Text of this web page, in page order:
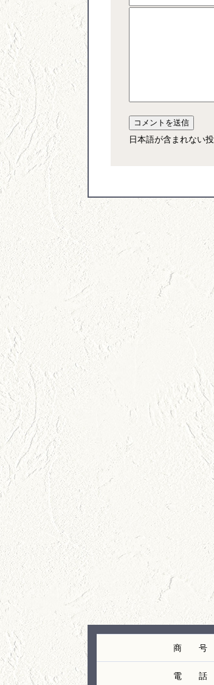
日本語が含まれない
商 号
電 話